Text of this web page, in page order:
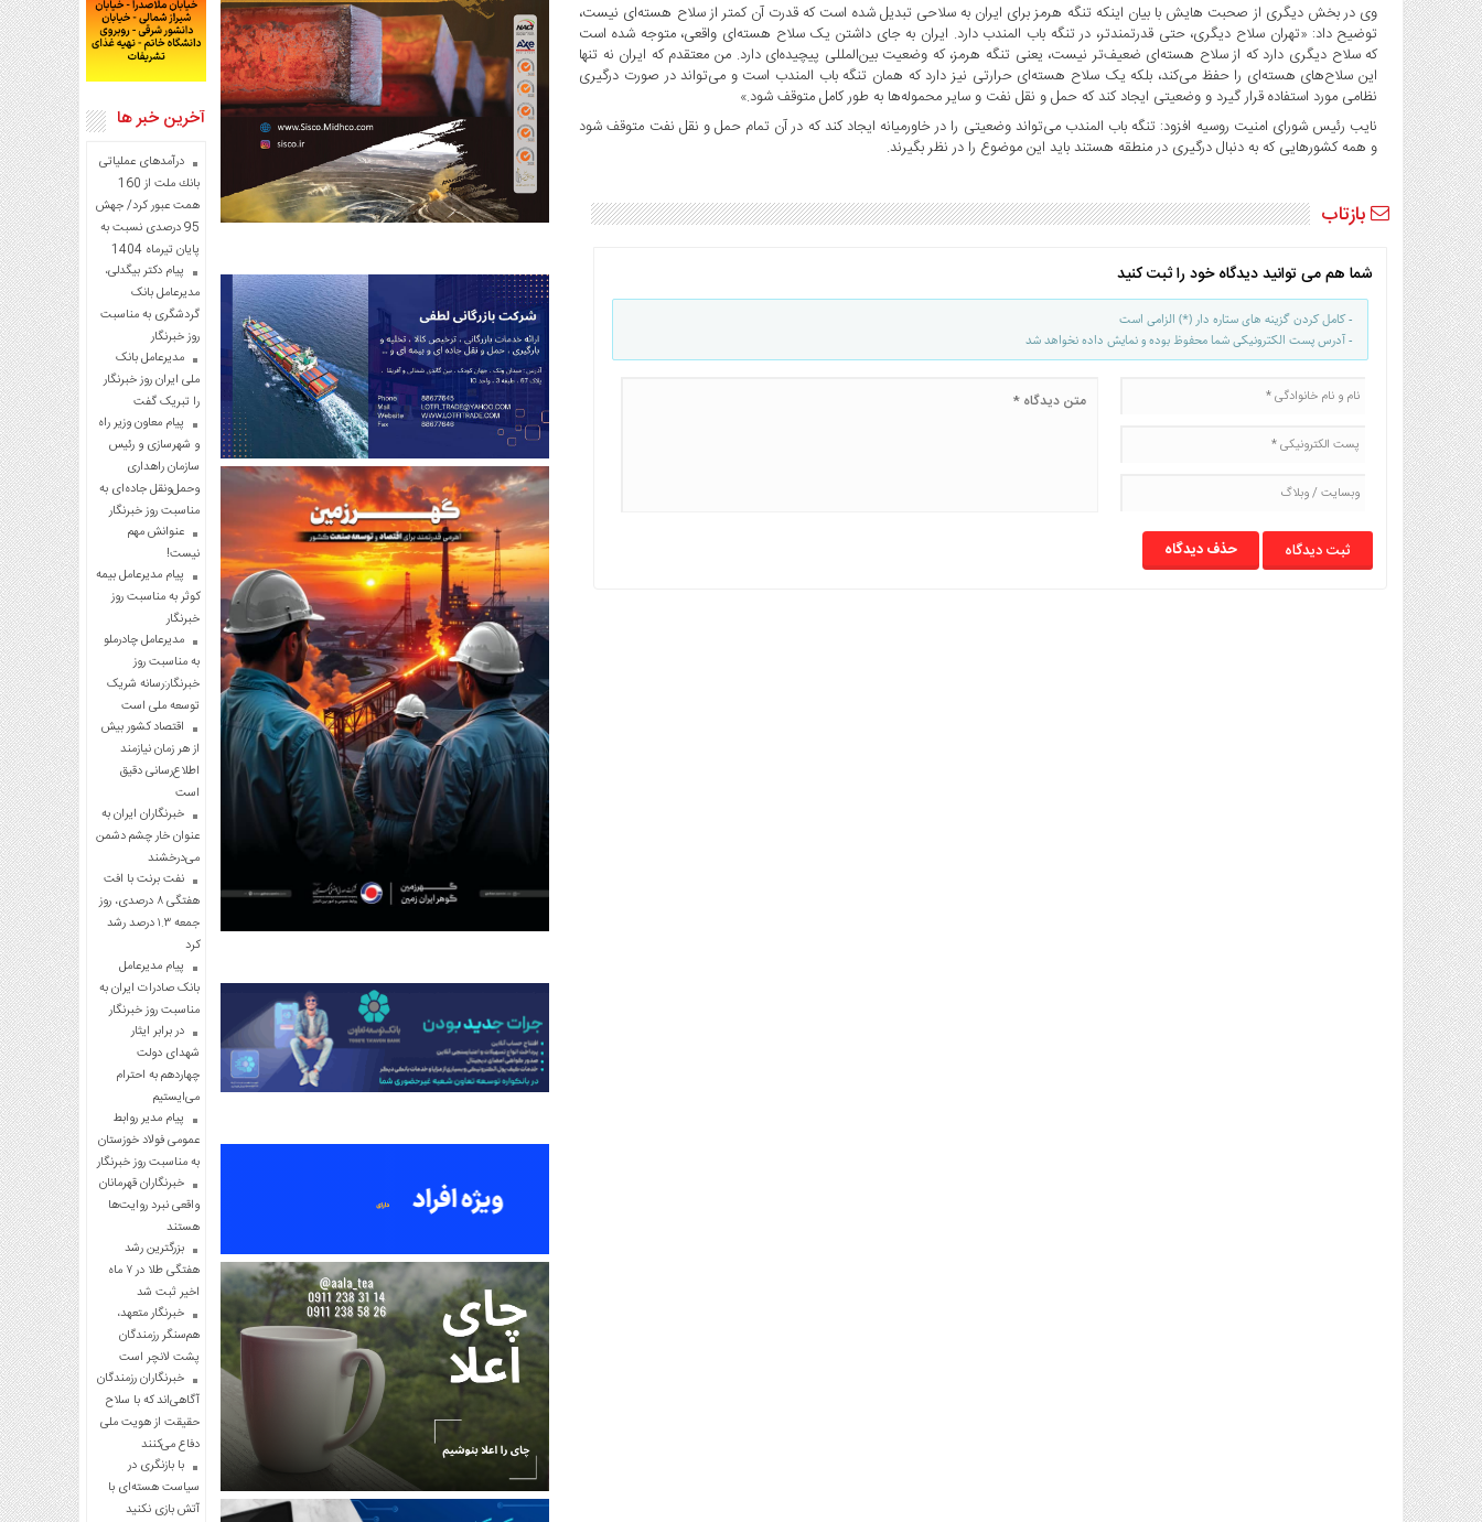
وی در بخش دیگری از صحبت هایش با بیان اینکه تنگه هرمز برای ایران به سلاحی تبدیل شده است که قدرت آن کمتر از سلاح هسته‌ای نیست،
توضیح داد: «تهران سلاح دیگری، حتی قدرتمندتر، در تنگه باب المندب دارد. ایران به جای داشتن یک سلاح هسته‌ای واقعی، متوجه شده است
که سلاح دیگری دارد که از سلاح هسته‌ای ضعیف‌تر نیست، یعنی تنگه هرمز، که وضعیت بین‌المللی پیچیده‌ای دارد. من معتقدم که ایران نه تنها
این سلاح‌های هسته‌ای را حفظ می‌کند، بلکه یک سلاح هسته‌ای حرارتی نیز دارد که همان تنگه باب المندب است و می‌تواند در صورت درگیری
نظامی مورد استفاده قرار گیرد و وضعیتی ایجاد کند که حمل و نقل نفت و سایر محموله‌ها به طور کامل متوقف شود.»
نایب رئیس شورای امنیت روسیه افزود: تنگه باب المندب می‌تواند وضعیتی را در خاورمیانه ایجاد کند که در آن تمام حمل و نقل نفت متوقف شود
و همه کشورهایی که به دنبال درگیری در منطقه هستند باید این موضوع را در نظر بگیرند.
بازتاب
شما هم می توانید دیدگاه خود را ثبت کنید
- کامل کردن گزینه های ستاره دار (*) الزامی است
- آدرس پست الکترونیکی شما محفوظ بوده و نمایش داده نخواهد شد
حذف دیدگاه
آخرین خبر ها
درآمدهای عملیاتی
بانك ملت از 160
همت عبور كرد/ جهش
95 درصدی نسبت به
پایان تیرماه 1404
پیام دکتر بیگدلی،
مدیرعامل بانک
گردشگری به مناسبت
روز خبرنگار
مدیرعامل بانک
ملی ایران روز خبرنگار
را تبریک گفت
پیام معاون وزیر راه
و شهرسازی و رئیس
سازمان راهداری
وحمل‌ونقل جاده‌ای به
مناسبت روز خبرنگار
عنوانش مهم
نیست!
پیام مدیرعامل بیمه
کوثر به مناسبت روز
خبرنگار
مدیرعامل چادرملو
به مناسبت روز
خبرنگار:رسانه شریک
توسعه ملی است
اقتصاد کشور بیش
از هر زمان نیازمند
اطلاع‌رسانی دقیق
است
خبرنگاران ایران به
عنوان خار چشم دشمن
می‌درخشند
نفت برنت با افت
هفتگی ۸ درصدی، روز
جمعه ۱.۳ درصد رشد
کرد
پیام مدیرعامل
بانک صادرات ایران به
مناسبت روز خبرنگار
در برابر ایثار
شهدای دولت
چهاردهم به احترام
می‌ایستیم
پیام مدیر روابط
عمومی فولاد خوزستان
به مناسبت روز خبرنگار
خبرنگاران قهرمانان
واقعی نبرد روایت‌ها
هستند
بزرگترین رشد
هفتگی طلا در ۷ ماه
اخیر ثبت شد
خبرنگار متعهد،
هم‌سنگر رزمندگان
پشت لانچر است
خبرنگاران رزمندگان
آگاهی‌اند که با سلاح
حقیقت از هویت ملی
دفاع می‌کنند
با بازنگری در
سیاست هسته‌ای با
آتش بازی نکنید